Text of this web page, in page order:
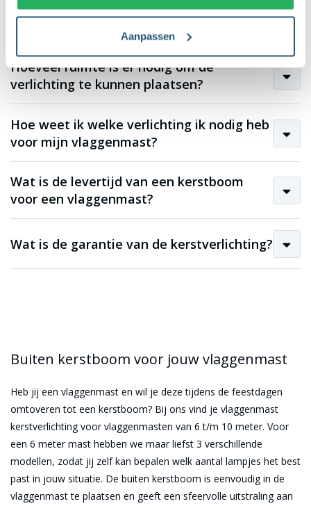
Aanpassen
Welke kleur heeft de kerstverlichting?
Hoeveel ruimte is er nodig om de
verlichting te kunnen plaatsen?
Hoe weet ik welke verlichting ik nodig heb
voor mijn vlaggenmast?
Wat is de levertijd van een kerstboom
voor een vlaggenmast?
Wat is de garantie van de kerstverlichting?
Buiten kerstboom voor jouw vlaggenmast
Heb jij een vlaggenmast en wil je deze tijdens de feestdagen
omtoveren tot een kerstboom? Bij ons vind je vlaggenmast
kerstverlichting voor vlaggenmasten van 6 t/m 10 meter. Voor
een 6 meter mast hebben we maar liefst 3 verschillende
modellen, zodat jij zelf kan bepalen welk aantal lampjes het best
past in jouw situatie. De buiten kerstboom is eenvoudig in de
vlaggenmast te plaatsen en geeft een sfeervolle uitstraling aan